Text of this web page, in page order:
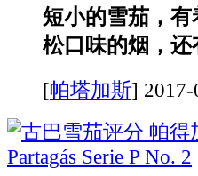
短小的雪茄，
松口味的烟，
[帕塔加斯]